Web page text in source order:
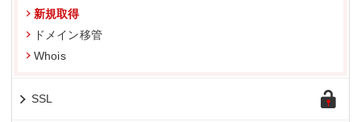
新規取得
ドメイン移管
Whois
SSL